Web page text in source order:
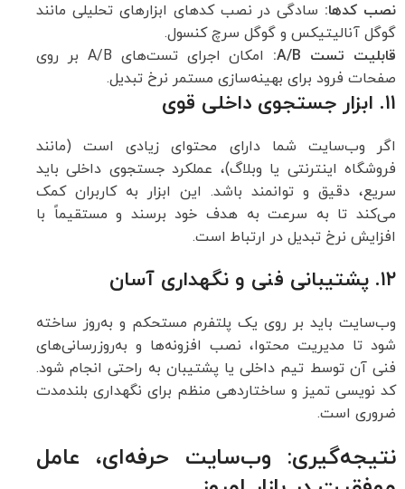
نصب کدها: سادگی در نصب کدهای ابزارهای تحلیلی مانند
گوگل آنالیتیکس و گوگل سرچ کنسول.
قابلیت تست
امکان اجرای تست‌های A/B بر روی
صفحات فرود برای بهینه‌سازی مستمر نرخ تبدیل.
۱۱. ابزار جستجوی داخلی قوی
اگر وب‌سایت شما دارای محتوای زیادی است (مانند
فروشگاه اینترنتی یا وبلاگ)، عملکرد جستجوی داخلی باید
سریع، دقیق و توانمند باشد. این ابزار به کاربران کمک
می‌کند تا به سرعت به هدف خود برسند و مستقیماً با
افزایش نرخ تبدیل در ارتباط است.
۱۲. پشتیبانی فنی و نگهداری آسان
وب‌سایت باید بر روی یک پلتفرم مستحکم و به‌روز ساخته
شود تا مدیریت محتوا، نصب افزونه‌ها و به‌روزرسانی‌های
فنی آن توسط تیم داخلی یا پشتیبان به راحتی انجام شود.
کد نویسی تمیز و ساختاردهی منظم برای نگهداری بلندمدت
ضروری است.
نتیجه‌گیری: وب‌سایت حرفه‌ای، عامل